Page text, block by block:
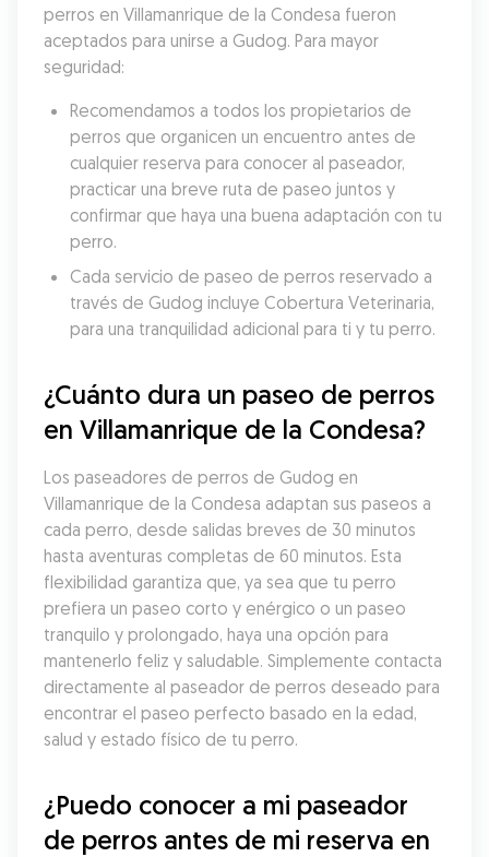
perros en Villamanrique de la Condesa fueron
aceptados para unirse a Gudog. Para mayor
seguridad:
Recomendamos a todos los propietarios de
perros que organicen un encuentro antes de
cualquier reserva para conocer al paseador,
practicar una breve ruta de paseo juntos y
confirmar que haya una buena adaptación con tu
perro.
Cada servicio de paseo de perros reservado a
través de Gudog incluye Cobertura Veterinaria,
para una tranquilidad adicional para ti y tu perro.
¿Cuánto dura un paseo de perros
en Villamanrique de la Condesa?
Los paseadores de perros de Gudog en
Villamanrique de la Condesa adaptan sus paseos a
cada perro, desde salidas breves de 30 minutos
hasta aventuras completas de 60 minutos. Esta
flexibilidad garantiza que, ya sea que tu perro
prefiera un paseo corto y enérgico o un paseo
tranquilo y prolongado, haya una opción para
mantenerlo feliz y saludable. Simplemente contacta
directamente al paseador de perros deseado para
encontrar el paseo perfecto basado en la edad,
salud y estado físico de tu perro.
¿Puedo conocer a mi paseador
de perros antes de mi reserva en